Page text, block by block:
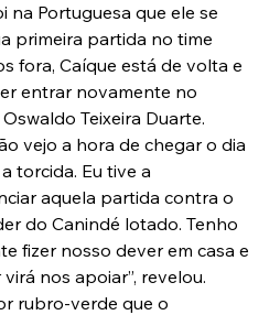
na Portuguesa que ele se
primeira partida no time
fora, Caíque está de volta e
entrar novamente no
Teixeira Duarte.
vejo a hora de chegar o dia
torcida. Eu tive a
aquela partida contra o
do Canindé lotado. Tenho
fizer nosso dever em casa e
nos apoiar”, revelou.
rubro-verde que o